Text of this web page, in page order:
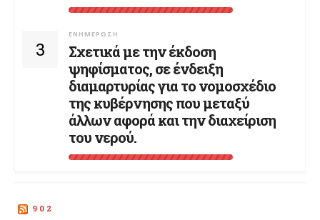
3
ΕΝΗΜΈΡΩΣΗ
Σχετικά με την έκδοση
ψηφίσματος, σε ένδειξη
διαμαρτυρίας για το νομοσχέδιο
της κυβέρνησης που μεταξύ
άλλων αφορά και την διαχείριση
του νερού.
902